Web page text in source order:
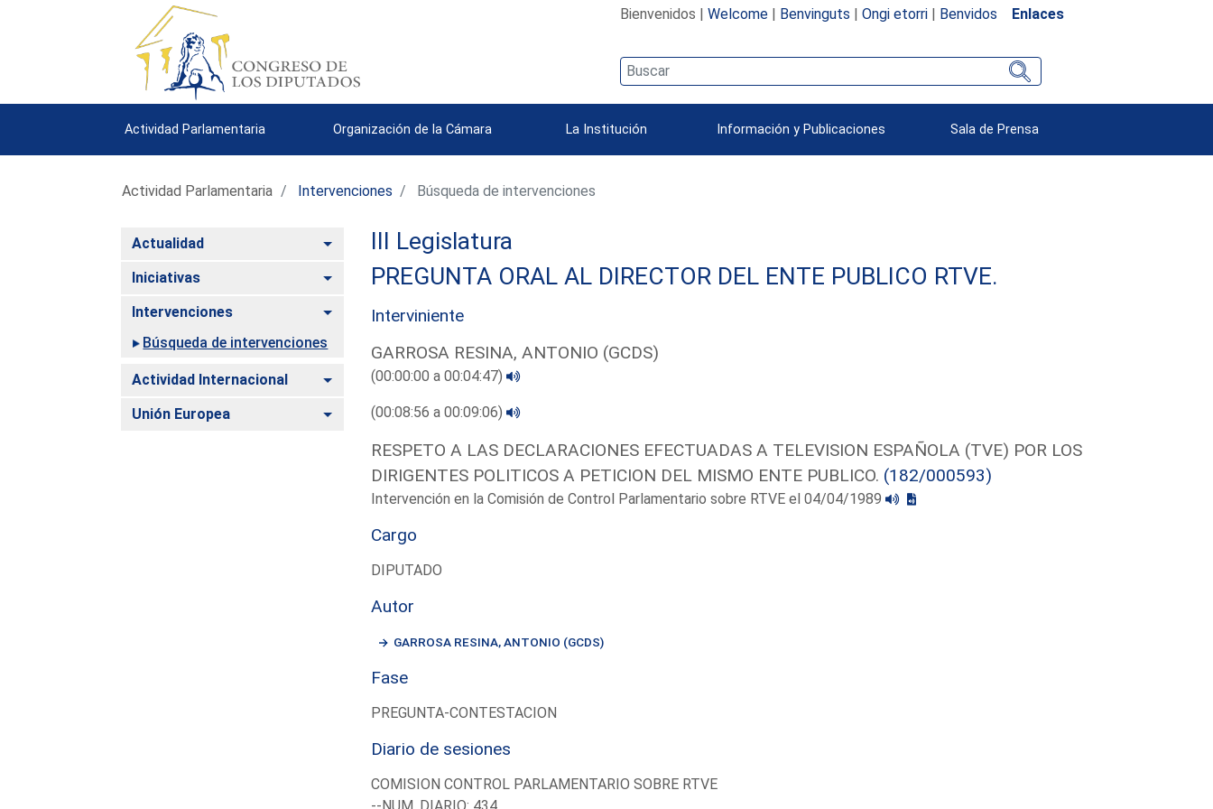
Bienvenidos | Welcome| Benvinguts | Ongi etorri| Benvidos Enlaces
Actividad Parlamentaria Organización de la Cámara La Institución Información y Publicaciones Sala de Prensa
Actividad Parlamentaria Intervenciones Búsqueda de intervenciones
Actualidad Alternar
Iniciativas Alternar
Intervenciones
Alternar
Búsqueda de intervenciones
Actividad Internacional Alternar
Unión Europea Alternar
III Legislatura
PREGUNTA ORAL AL DIRECTOR DEL ENTE PUBLICO RTVE.
Interviniente
GARROSA RESINA, ANTONIO (GCDS)
(00:00:00 a 00:04:47)
(00:08:56 a 00:09:06)
RESPETO A LAS DECLARACIONES EFECTUADAS A TELEVISION ESPAÑOLA (TVE) POR LOS
DIRIGENTES POLITICOS A PETICION DEL MISMO ENTE PUBLICO. (182/000593)
Intervención en la Comisión de Control Parlamentario sobre RTVE el 04/04/1989
Cargo
DIPUTADO
Autor
GARROSA RESINA, ANTONIO (GCDS)
Fase
PREGUNTA-CONTESTACION
Diario de sesiones
COMISION CONTROL PARLAMENTARIO SOBRE RTVE
--NUM. DIARIO: 434